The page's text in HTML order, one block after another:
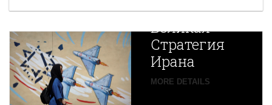
Новая
Великая
Стратегия
Ирана
MORE DETAILS
Путин